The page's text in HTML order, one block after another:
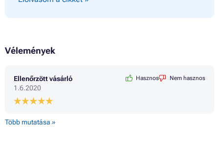
Vélemények
Ellenőrzött vásárló
1.6.2020
Hasznos Nem hasznos
Több mutatása »